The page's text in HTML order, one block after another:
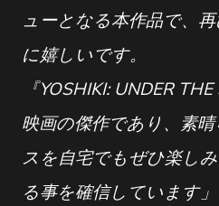
ューとなる本作品で、
に嬉しいです。
『YOSHIKI: UNDER
映画の傑作であり、素
スを自宅でもぜひ楽し
る事を確信しています」